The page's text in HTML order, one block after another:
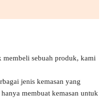
membeli sebuah produk, kami
jenis kemasan yang
membuat kemasan untuk